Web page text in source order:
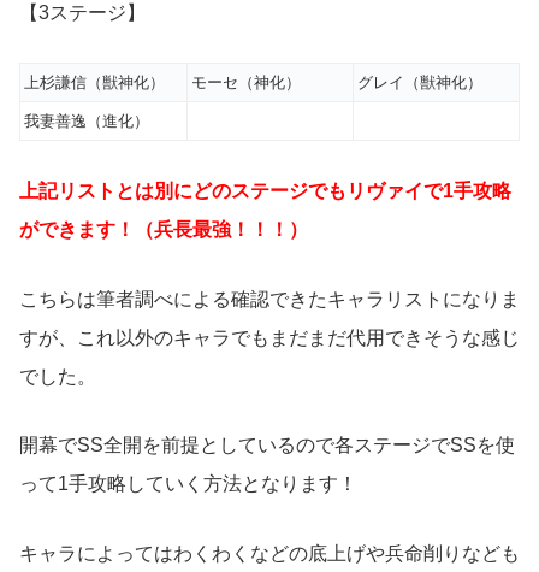
【3ステージ】
上杉謙信（獣神化） モーセ（神化） グレイ（獣神化）
我妻善逸（進化）
上記リストとは別にどのステージでもリヴァイで1手攻略
ができます！（兵長最強！！！）
こちらは筆者調べによる確認できたキャラリストになりま
すが、これ以外のキャラでもまだまだ代用できそうな感じ
でした。
開幕でSS全開を前提としているので各ステージでSSを使
って1手攻略していく方法となります！
キャラによってはわくわくなどの底上げや兵命削りなども